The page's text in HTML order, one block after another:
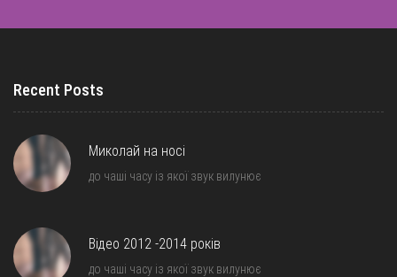
Recent Posts
Миколай на носі
до чаші часу із якої звук вилунює
Відео 2012 -2014 років
до чаші часу із якої звук вилунює